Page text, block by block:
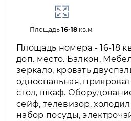
Площадь16-18 кв.м.
Площадь номера - 16-18
доп. место. Балкон.
зеркало, кровать
односпальная,
стол, шкаф.
сейф, телевизор,
набор посуды,